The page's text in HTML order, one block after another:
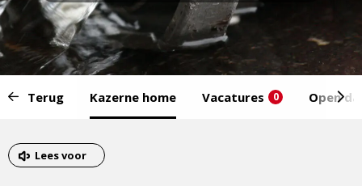
van
menu:
Terug Kazerne home Vacatures 0 Open
van
het
Lees voor